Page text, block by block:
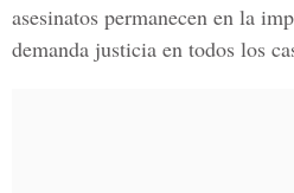
asesinatos permanecen en la
demanda justicia en todos los